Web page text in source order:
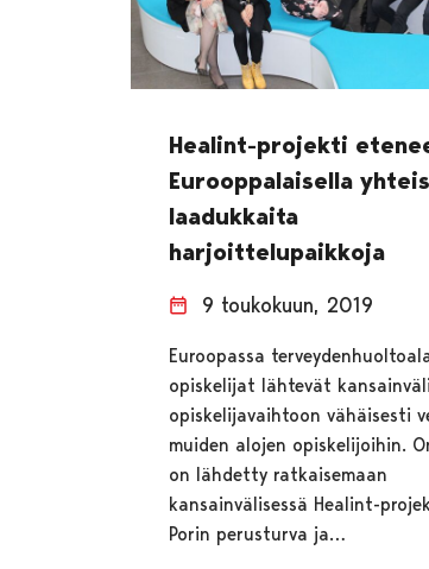
Healint-projekti
Eurooppalaisella
laadukkaita
harjoittelupaikkoja
9 toukokuun, 2019
Euroopassa
opiskelijat lähtevät
opiskelijavaihtoon vähäisesti
muiden alojen opiskelijoihin.
on lähdetty ratkaisemaan
kansainvälisessä Healint-
Porin perusturva ja…